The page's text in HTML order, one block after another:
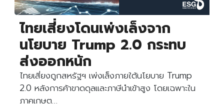
Search
for:
ไทยเสี่ยงโดนเพ่งเล็งจาก
นโยบาย Trump 2.0 กระทบ
ส่งออกหนัก
ไทยเสี่ยงถูกสหรัฐฯ เพ่งเล็งภายใต้นโยบาย Trump
2.0 หลังการค้าขาดดุลและภาษีนำเข้าสูง โดยเฉพาะใน
ภาคเกษต…